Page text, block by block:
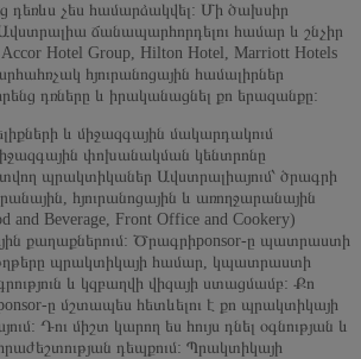
դեռևս չես համարձակվել: Մի ծախսիր
ճանապարհորդելու համար և շնչիր
Hotel Group, Hilton Hotel, Marriott Hotels
հյուրանոցային համալիրներ
դռները և իրականացնել քո երազանքը:
և միջազգային մակարդակում
փոխանակման կենտրոնը
պրակտիկաներ Ավստրալիայում՝ ծրագրի
հյուրանոցային և առողջարանային
and Beverage, Front Office and Cookery)
քաղաքներում: Ծրագրիponsor-ը պատրաստի
պրակտիկայի համար, կպատրաստի
և կզբաղվի վիզայի ստացմամբ: Քո
ը մշտապես հետևելու է քո պրակտիկայի
Դու միշտ կարող ես հույս դնել օգնության և
դեպքում: Պրակտիկայի